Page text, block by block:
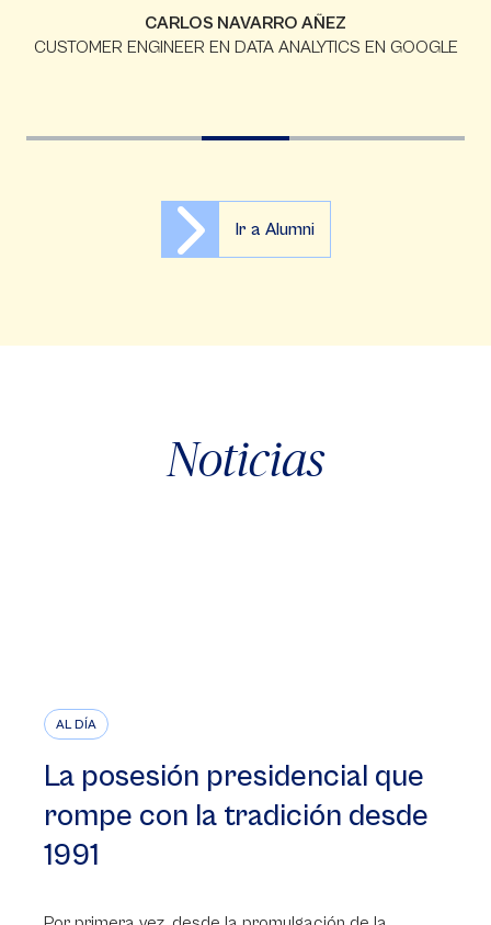
CARLOS NAVARRO AÑEZ
CUSTOMER ENGINEER EN DATA ANALYTICS EN GOOGLE
Ir a Alumni
Noticias
AL DÍA
La posesión presidencial que
rompe con la tradición desde
1991